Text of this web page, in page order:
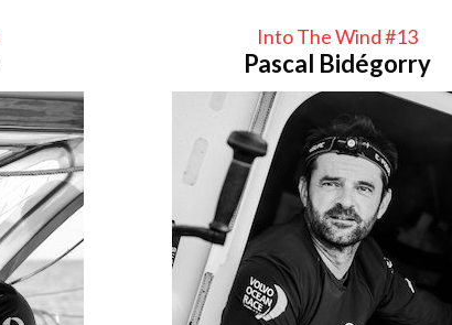
Into The Wind #13
Pascal Bidégorry